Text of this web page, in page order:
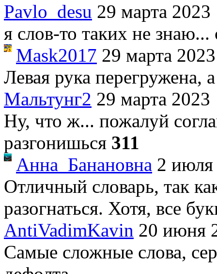
Pavlo_desu 29 марта 2023
я слов-то таких не знаю...
Mask2017 29 марта 2023
Левая рука перегружена,
Мальтунг2 29 марта 2023
Ну, что ж... пожалуй
разгонишься 311
Анна_Банановна 2 июля
Отличный словарь, так
разогнаться. Хотя, все
AntiVadimKavin 20 июня
Самые сложные слова,